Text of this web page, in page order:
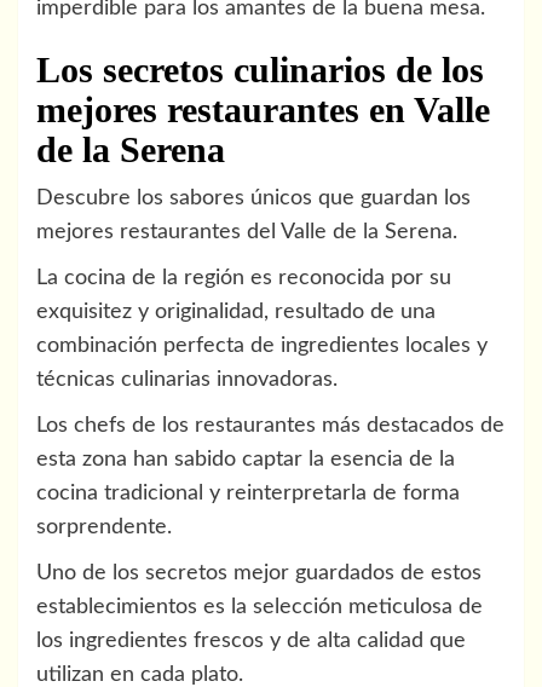
imperdible para los amantes de la buena mesa.
Los secretos culinarios de los
mejores restaurantes en Valle
de la Serena
Descubre los sabores únicos que guardan los
mejores restaurantes del Valle de la Serena.
La cocina de la región es reconocida por su
exquisitez y originalidad, resultado de una
combinación perfecta de ingredientes locales y
técnicas culinarias innovadoras.
Los chefs de los restaurantes más destacados de
esta zona han sabido captar la esencia de la
cocina tradicional y reinterpretarla de forma
sorprendente.
Uno de los secretos mejor guardados de estos
establecimientos es la selección meticulosa de
los ingredientes frescos y de alta calidad que
utilizan en cada plato.